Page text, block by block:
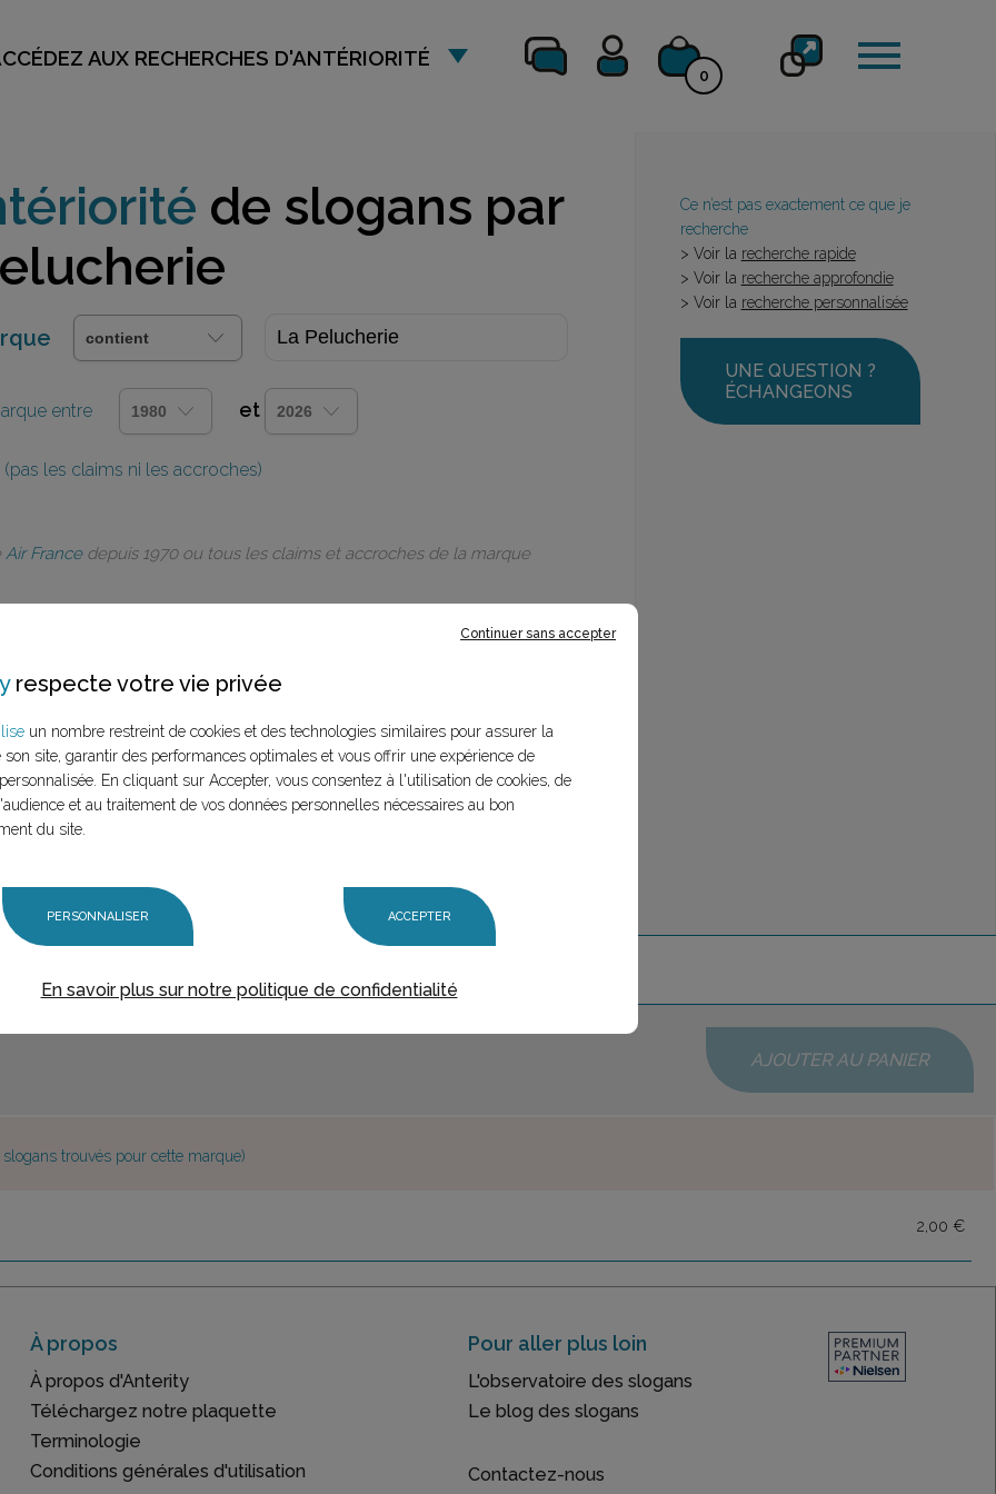
AUX RECHERCHES D'ANTÉRIORITÉ
0
de slogans par
entre et
les claims ni les accroches)
Air Francedepuis 1970 ou tous les claims et accroches de la marque
(mère et
claim,
LANCER LA RECHERCHE
Ce n’est pas exactement ce que je
recherche
> Voir la recherche rapide
> Voir la recherche approfondie
> Voir la recherche personnalisée
UNE QUESTION ?
ÉCHANGEONS
AJOUTER AU PANIER
trouvés pour cette marque)
2,00 €
À propos
À propos d'Anterity
Téléchargez notre plaquette
Terminologie
Conditions générales d'utilisation
Pour aller plus loin
L'observatoire des slogans
Le blog des slogans
Contactez-nous
Continuer sans accepter
respecte votre vie privée
un nombre restreint de cookies et des technologies similaires pour assurer la
son site, garantir des performances optimales et vous offrir une expérience de
En cliquant sur Accepter, vous consentez à l'utilisation de cookies, de
et au traitement de vos données personnelles nécessaires au bon
du site.
PERSONNALISER ACCEPTER
En savoir plus sur notre politique de confidentialité